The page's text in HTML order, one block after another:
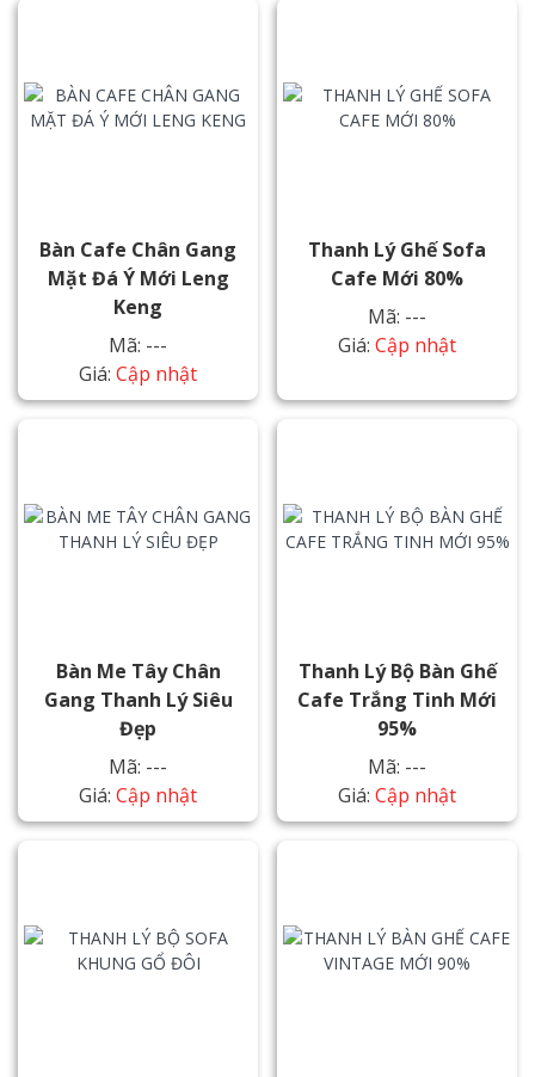
Bàn Cafe Chân Gang
Mặt Đá Ý Mới Leng
Keng
Mã: ---
Giá: Cập nhật
Thanh Lý Ghế Sofa
Cafe Mới 80%
Mã: ---
Giá: Cập nhật
Bàn Me Tây Chân
Gang Thanh Lý Siêu
Đẹp
Mã: ---
Giá: Cập nhật
Thanh Lý Bộ Bàn Ghế
Cafe Trắng Tinh Mới
95%
Mã: ---
Giá: Cập nhật